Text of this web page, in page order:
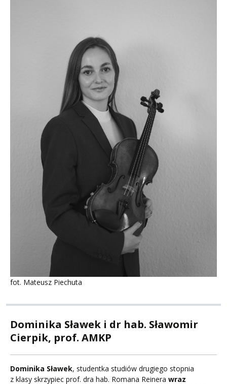
fot. Mateusz Piechuta
Dominika Sławek i dr hab. Sławomir
Cierpik, prof. AMKP
Dominika Sławek, studentka studiów drugiego stopnia
z klasy skrzypiec prof. dra hab. Romana Reinera wraz